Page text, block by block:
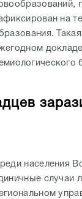
на
населения
случаи